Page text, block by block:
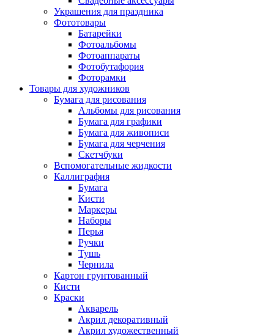
Украшения для праздника
Фототовары
Батарейки
Фотоальбомы
Фотоаппараты
Фотобутафория
Фоторамки
Товары для художников
Бумага для рисования
Альбомы для рисования
Бумага для графики
Бумага для живописи
Бумага для черчения
Скетчбуки
Вспомогательные жидкости
Каллиграфия
Бумага
Кисти
Маркеры
Наборы
Перья
Ручки
Тушь
Чернила
Картон грунтованный
Кисти
Краски
Акварель
Акрил декоративный
Акрил художественный